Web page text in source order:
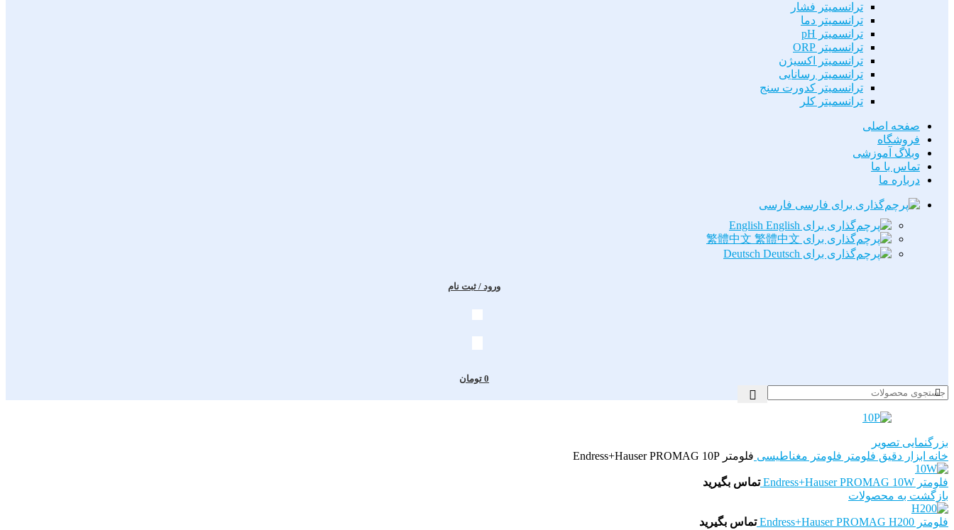
ترانسمیتر فشار
ترانسمیتر دما
ترانسمیتر pH
ترانسمیتر ORP
ترانسمیتر اکسیژن
ترانسمیتر رسانایی
ترانسمیتر کدورت سنج
ترانسمیتر کلر
صفحه اصلی
فروشگاه
وبلاگ آموزشی
تماس با ما
درباره ما
فارسی
English
繁體中文
Deutsch
ورود / ثبت نام
0 تومان
بزرگنمایی تصویر
خانه ابزار دقیق فلومتر فلومتر مغناطیسی فلومتر Endress+Hauser PROMAG 10P
فلومتر Endress+Hauser PROMAG 10W
تماس بگیرید
بازگشت به محصولات
فلومتر Endress+Hauser PROMAG H200 تماس بگیرید